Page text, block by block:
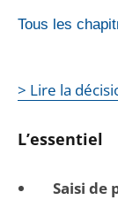
Tous les
> Lire la
L’essentiel
Saisi de